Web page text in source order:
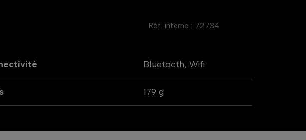
Réf. interne : 72734
Bluetooth, Wifi
179 g